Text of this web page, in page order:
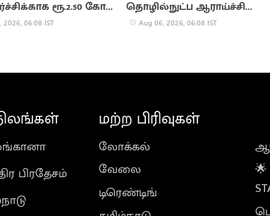
ரூ.2.50 கோடி
2026, 06:08 IST
தொழில்நுட்ப ஆராய்ச்சி
மையம்
Aug 06, 2026, 06:08 IST
பிரதேசம்
மற்ற பிரிவுகள்
லோக்கல்
வேலை
டிரெண்டிங்